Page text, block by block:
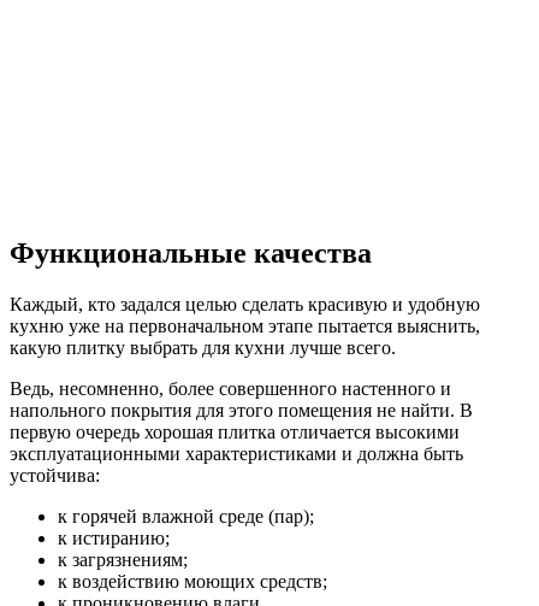
Функциональные качества
Каждый, кто задался целью сделать красивую и удобную
кухню уже на первоначальном этапе пытается выяснить,
какую плитку выбрать для кухни лучше всего.
Ведь, несомненно, более совершенного настенного и
напольного покрытия для этого помещения не найти. В
первую очередь хорошая плитка отличается высокими
эксплуатационными характеристиками и должна быть
устойчива:
к горячей влажной среде (пар);
к истиранию;
к загрязнениям;
к воздействию моющих средств;